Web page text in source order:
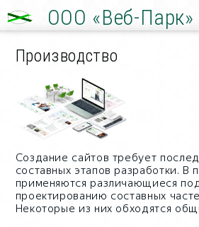
ООО «Веб-Парк»
Производство
Создание сайтов требует
составных этапов разработки. В
применяются различающиеся
проектированию составных
Некоторые из них обходятся